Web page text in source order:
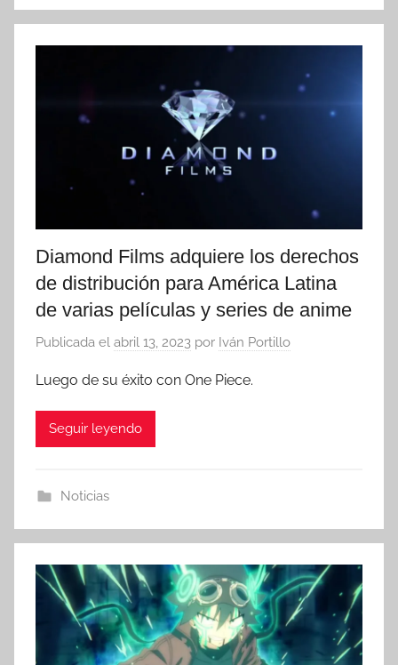
Diamond Films adquiere los derechos
de distribución para América Latina
de varias películas y series de anime
Publicada el abril 13, 2023 por Iván Portillo
Luego de su éxito con One Piece.
Seguir leyendo
Noticias